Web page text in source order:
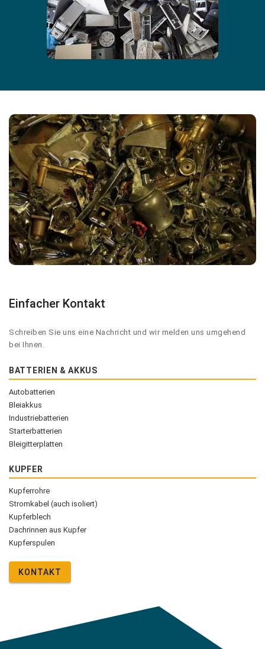
Einfacher Kontakt
Schreiben Sie uns eine Nachricht und wir melden uns umgehend
bei Ihnen.
BATTERIEN & AKKUS
Autobatterien
Bleiakkus
Industriebatterien
Starterbatterien
Bleigitterplatten
KUPFER
Kupferrohre
Stromkabel (auch isoliert)
Kupferblech
Dachrinnen aus Kupfer
Kupferspulen
KONTAKT